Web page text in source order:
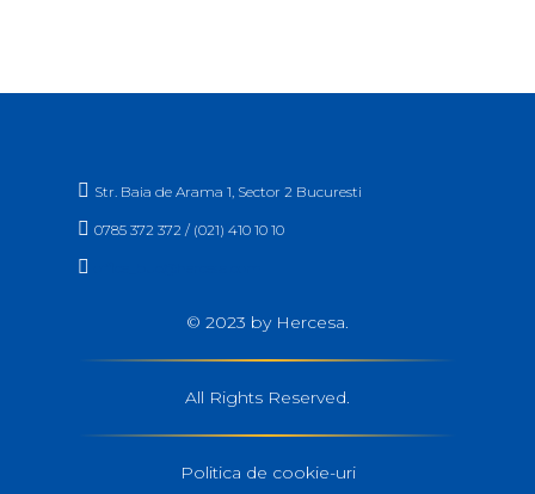
 Str. Baia de Arama 1, Sector 2 Bucuresti
 0785 372 372 / (021) 410 10 10

© 2023 by Hercesa.
All Rights Reserved.
Politica de cookie-uri